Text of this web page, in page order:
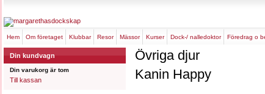
hem om företaget klubbar resor mässor kurser dock-/ nalledoktor föredrag o
Din kundvagn
Din varukorg är tom
Till kassan
Övriga djur
Kanin Happy